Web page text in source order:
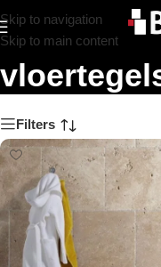
Skip to navigation
Skip to main content
Filters